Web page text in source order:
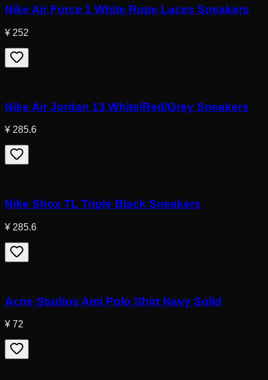
Nike Air Force 1 White Rope Laces Sneakers
¥ 252
Nike Air Jordan 13 White/Red/Grey Sneakers
¥ 285.6
Nike Shox TL Triple Black Sneakers
¥ 285.6
Acne Studios Ami Polo Shirt Navy Solid
¥ 72